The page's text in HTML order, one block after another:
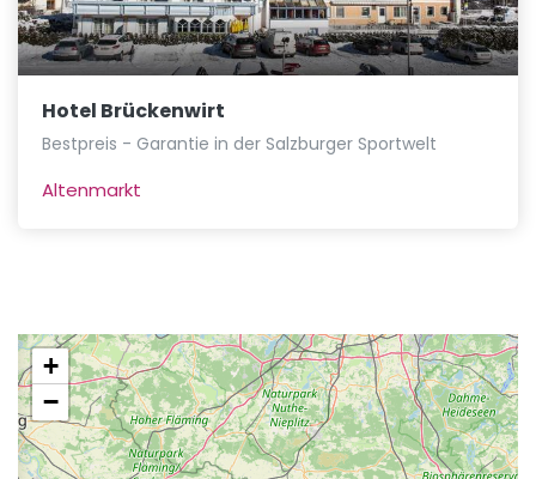
Hotel Brückenwirt
Bestpreis - Garantie in der Salzburger Sportwelt
Altenmarkt
+
−